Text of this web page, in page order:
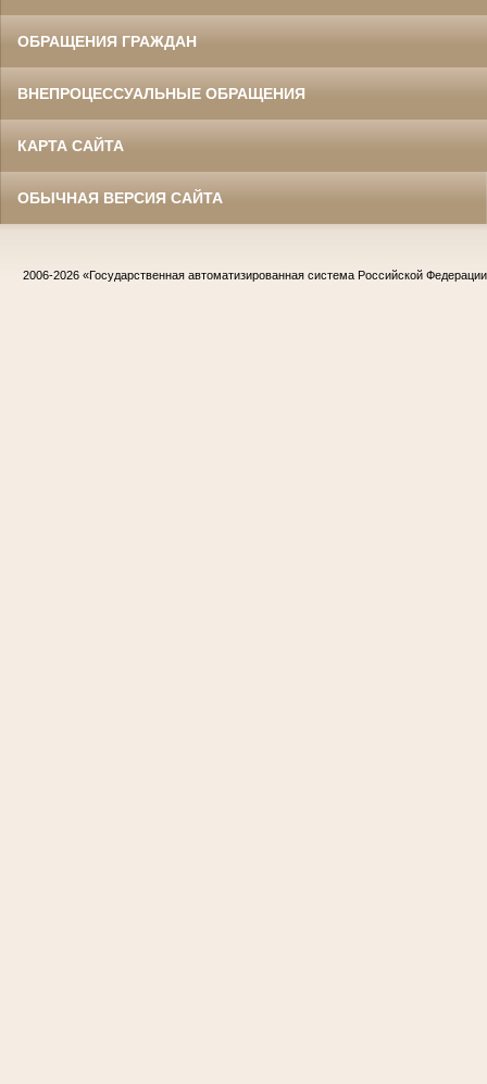
ОБРАЩЕНИЯ ГРАЖДАН
ВНЕПРОЦЕССУАЛЬНЫЕ ОБРАЩЕНИЯ
КАРТА САЙТА
ОБЫЧНАЯ ВЕРСИЯ САЙТА
2006-2026 «Государственная автоматизированная система Российской